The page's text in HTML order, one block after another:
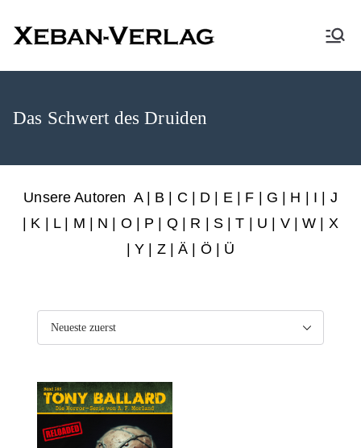
XEBAN-Verlag
Das Schwert des Druiden
Unsere Autoren A| B C D E| F G H I
J
K L| M N O P Q| R S |T U V|W
X
Y Z|Ä | Ö | Ü